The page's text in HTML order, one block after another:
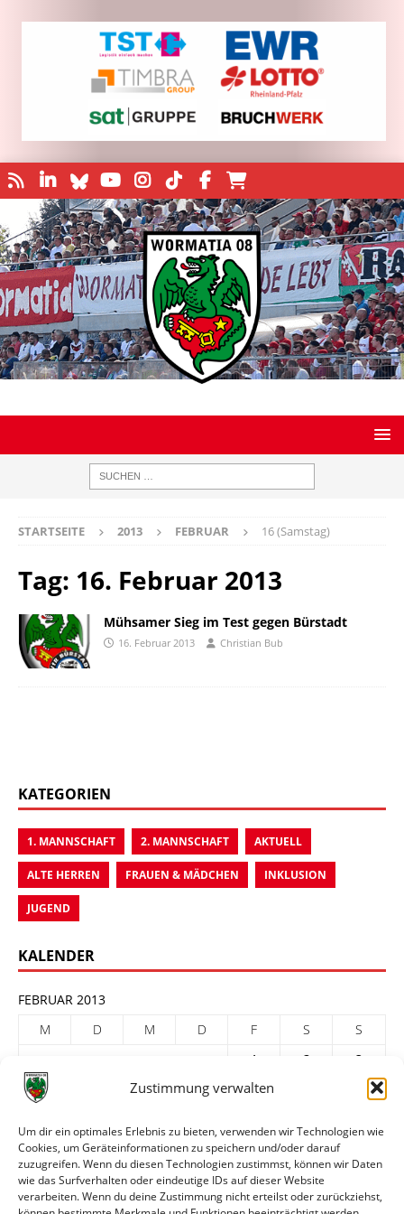
Zustimmung verwalten
Um dir ein optimales Erlebnis zu bieten, verwenden wir Technologien wie
Cookies, um Geräteinformationen zu speichern und/oder darauf
zuzugreifen. Wenn du diesen Technologien zustimmst, können wir Daten
wie das Surfverhalten oder eindeutige IDs auf dieser Website
verarbeiten. Wenn du deine Zustimmung nicht erteilst oder zurückziehst,
STARTSEITE 2013 FEBRUAR 16 (Samstag)
Tag: 16. Februar 2013
Mühsamer Sieg im Test gegen Bürstadt
16. Februar 2013 Christian Bub
KATEGORIEN
1. MANNSCHAFT 2. MANNSCHAFT AKTUELL
ALTE HERREN FRAUEN & MÄDCHEN INKLUSION
JUGEND
KALENDER
FEBRUAR 2013
M
D M D F S
S
1
2
3
4
6 7 8
18
19 20 21 22 23
25
26 27
28
« Jan.
März »